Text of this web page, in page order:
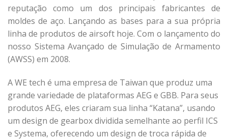
reputação como um dos principais fabricantes de
moldes de aço. Lançando as bases para a sua própria
linha de produtos de airsoft hoje. Com o lançamento do
nosso Sistema Avançado de Simulação de Armamento
(AWSS) em 2008.
A WE tech é uma empresa de Taiwan que produz uma
grande variedade de plataformas AEG e GBB. Para seus
produtos AEG, eles criaram sua linha “Katana”, usando
um design de gearbox dividida semelhante ao perfil ICS
e Systema, oferecendo um design de troca rápida de